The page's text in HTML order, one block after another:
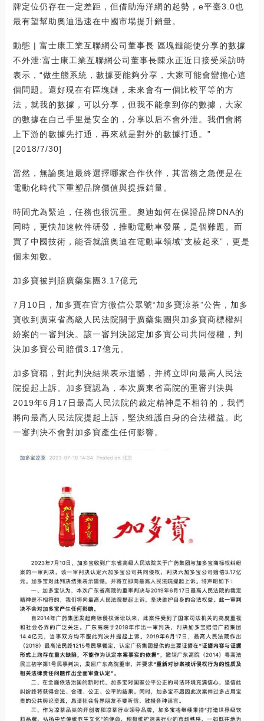
牌定位仍存在一定差距，但借助海洋網的起勢，e平臺3.0也
最有望幫助奧迪迅速在中國市場提升銷量。
動態 | 富士康工業互聯網公司董事長 區塊鏈能使分享的數據
不外泄:富士康工業互聯網公司董事長陳永正近日接受采訪時
表示，“做生態系統，數據要能夠分享，大家可能會蠻擔心這
個問題。還好現在有區塊鏈，未來會有一個比較平等的方
法，就我的數據，可以分享，但我不能拿到你的數據，大家
的數據在自己手里是安全的，分享以后不會外泄。我們會將
上下游的數據先打通，再來就是對外的數據打通。”
[2018/7/30]
當然，無論奧迪最終選擇哪家合作伙伴，其當務之急便是在
電動化時代下重塑品牌價值與提振銷量。
時間尤為緊迫，任務也很沉重。奧迪如何在保證品牌DNA的
同時，更快加速軟件研發，推動電動車發展，是個難題。而
買了中國技術，能否就讓奧迪在電動車領域“支棱起來”，更是
個未知數。
加多寶被判賠廣藥集團3.17億元
7月10日，加多寶在官方微信公眾號“加多寶涼茶”公告，加多
寶收到廣東省高級人民法院關于廣藥集團與加多寶商標權糾
紛案的一審判決。該一審判決認定加多寶公司共同侵權，判
決加多寶公司賠償3.17億元。
加多寶稱，對此判決結果表示遺憾，并將立即向最高人民法
院提起上訴。加多寶認為，本次廣東省高院的重審判決與
2019年6月17日最高人民法院的裁定精神是不相符的，我們
將向最高人民法院提起上訴，堅決維護自身的合法權益。此
一審判決不會對加多寶產生任何影響。